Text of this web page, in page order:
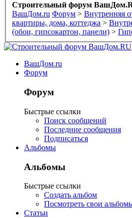
Строительный форум
ВашДом.ru Форум > Внутренняя
квартиры, дома, коттеджа >
(обои, гипсокартон, панели) >
ВашДом.ru
Форум
Форум
Быстрые ссылки
Поиск сообщений
Последние сообщения
Подписаться
Альбомы
Альбомы
Быстрые ссылки
Создать альбом
Посмотреть свои
Статьи